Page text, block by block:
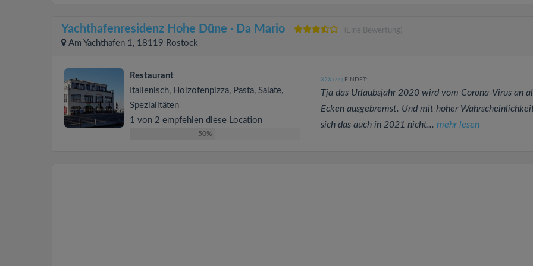
Yachthafenresidenz Hohe Düne · Da Mario (Eine Bewertung)
Am Yachthafen 1, 18119 Rostock
Restaurant
Italienisch, Holzofenpizza, Pasta, Salate,
Spezialitäten
1 von 2 empfehlen diese Location
50%
X2X (77 )FINDET:
Tja das Urlaubsjahr 2020 wird vom Corona-Virus an
Ecken ausgebremst. Und mit hoher
sich das auch in 2021 nicht... mehr lesen